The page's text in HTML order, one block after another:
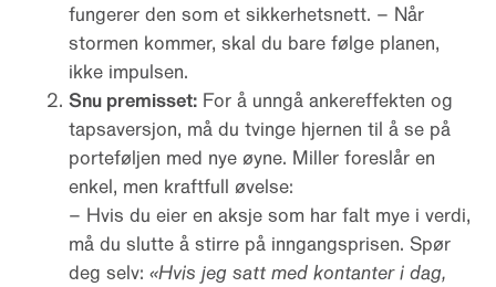
fungerer den som et sikkerhetsnett. – Når
stormen kommer, skal du bare følge planen,
ikke impulsen.
Snu premisset: For å unngå ankereffekten og
tapsaversjon, må du tvinge hjernen til å se på
porteføljen med nye øyne. Miller foreslår en
enkel, men kraftfull øvelse:
– Hvis du eier en aksje som har falt mye i verdi,
må du slutte å stirre på inngangsprisen. Spør
deg selv:«Hvis jeg satt med kontanter i dag,